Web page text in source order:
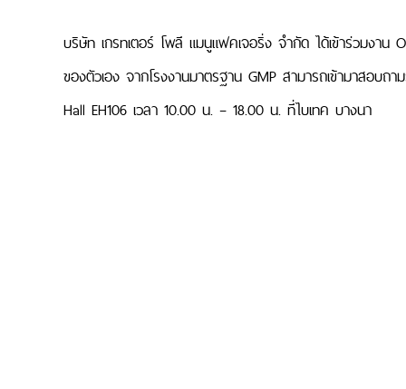
บริษัท เกรทเตอร์ โพลี แมนูแฟคเจอริ่ง จำกัด ได้เข้าร่วมงา
ของตัวเอง จากโรงงานมาตรฐาน GMP สามารถเข้ามาสอบ
Hall EH106 เวลา 10.00 น. – 18.00 น. ที่ไบเทค บางนา